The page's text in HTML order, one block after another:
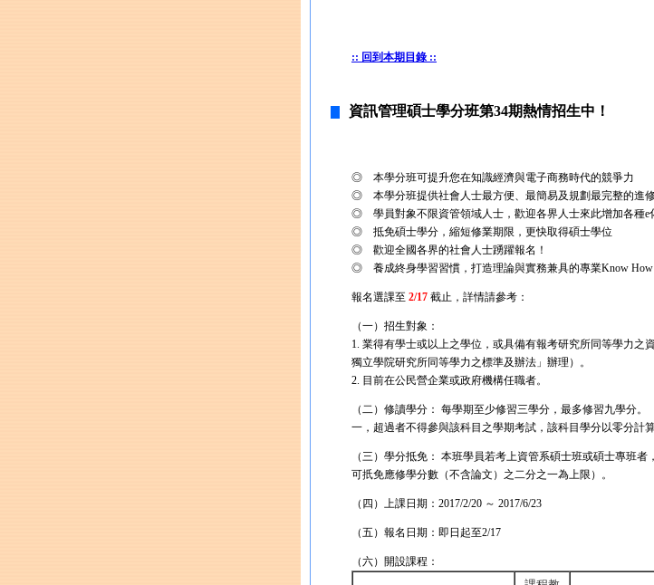
:: 回到本期目錄 ::
資訊管理碩士學分班第34期熱情招生中！
◎ 本學分班可提升您在知識經濟與電子商務時代的競爭力
◎ 本學分班提供社會人士最方便、最簡易及規劃最完整的進
◎ 學員對象不限資管領域人士，歡迎各界人士來此增加各種e
◎ 抵免碩士學分，縮短修業期限，更快取得碩士學位
◎ 歡迎全國各界的社會人士踴躍報名！
◎ 養成終身學習習慣，打造理論與實務兼具的專業Know
報名選課至 2/17 截止，詳情請參考：
（一）招生對象：
1. 業得有學士或以上之學位，或具備有報考研究所同等學力之
獨立學院研究所同等學力之標準及辦法」辦理）。
2. 目前在公民營企業或政府機構任職者。
（二）修讀學分： 每學期至少修習三學分，最多修習九學分
一，超過者不得參與該科目之學期考試，該科目學分以零分計算
（三）學分抵免： 本班學員若考上資管系碩士班或碩士專班
可扺免應修學分數（不含論文）之二分之一為上限）。
（四）上課日期：2017/2/20 ～ 2017/6/23
（五）報名日期：即日起至2/17
（六）開設課程：